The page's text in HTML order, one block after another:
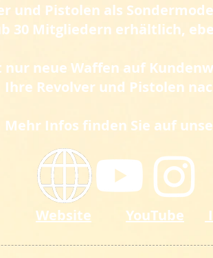
und Pistolen als
30 Mitgliedern erhältlich,
neue Waffen auf
Ihre Revolver und Pistolen
Mehr Infos finden Sie auf
Website YouTube